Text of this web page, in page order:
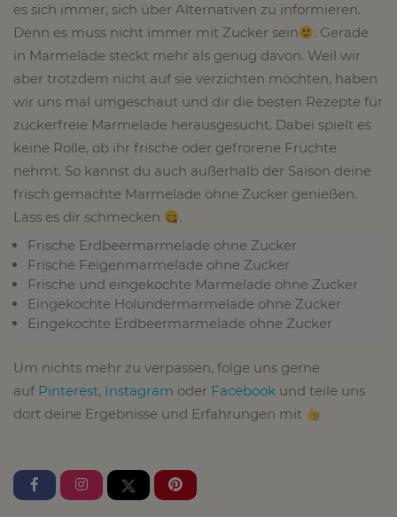
es sich immer, sich über Alternativen zu informieren.
Denn es muss nicht immer mit Zucker sein
. Gerade
in Marmelade steckt mehr als genug davon. Weil wir
aber trotzdem nicht auf sie verzichten möchten, haben
wir uns mal umgeschaut und dir die besten Rezepte für
zuckerfreie Marmelade herausgesucht. Dabei spielt es
keine Rolle, ob ihr frische oder gefrorene Früchte
nehmt. So kannst du auch außerhalb der Saison deine
frisch gemachte Marmelade ohne Zucker genießen.
Lass es dir schmecken
.
Frische Erdbeermarmelade ohne Zucker
Frische Feigenmarmelade ohne Zucker
Frische und eingekochte Marmelade ohne Zucker
Eingekochte Holundermarmelade ohne Zucker
Eingekochte Erdbeermarmelade ohne Zucker
Um nichts mehr zu verpassen, folge uns gerne
auf Pinterest, Instagram oder Facebook und teile uns
dort deine Ergebnisse und Erfahrungen mit